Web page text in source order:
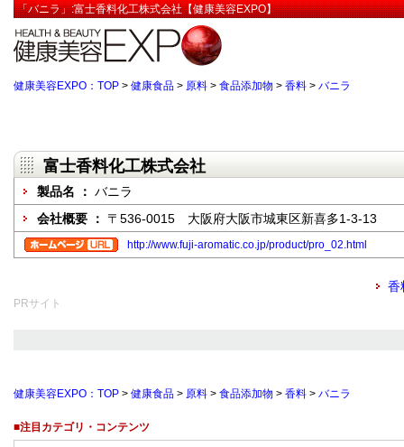
「バニラ」:富士香料化工株式会社【健康美容EXPO】
健康美容EXPO：TOP > 健康食品 > 原料 > 食品添加物 > 香料 > バニラ
富士香料化工株式会社
製品名 ： バニラ
会社概要 ： 〒536-0015 大阪府大阪市城東区新喜多1-3-13
http://www.fuji-aromatic.co.jp/product/pro_02.html
香
PRサイト
健康美容EXPO：TOP > 健康食品 > 原料 > 食品添加物 > 香料 > バニラ
■注目カテゴリ・コンテンツ